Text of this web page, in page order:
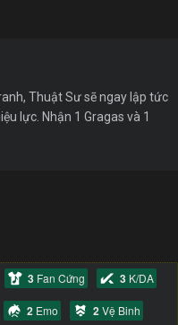
Thuật Sư sẽ ngay lập tức
lực. Nhận 1 Gragas và 1
3 Fan Cứng 3 K/DA
2 Emo 2Vệ Binh